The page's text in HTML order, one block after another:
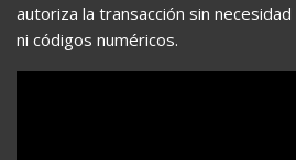
autoriza la transacción sin
ni códigos numéricos.